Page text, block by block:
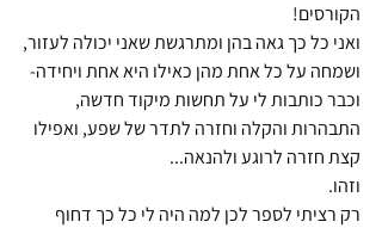
הקורסים!
ואני כל כך גאה בהן ומתרגשת שאני יכולה לעזור,
ושמחה על כל אחת מהן כאילו היא אחת ויחידה-
וכבר כותבות לי על תחשות מיקוד חדשה,
התבהרות והקלה וחזרה לתדר של שפע, ואפילו
קצת חזרה לרוגע ולהנאה...
וזהו.
רק רציתי לספר לכן למה היה לי כל כך דחוף